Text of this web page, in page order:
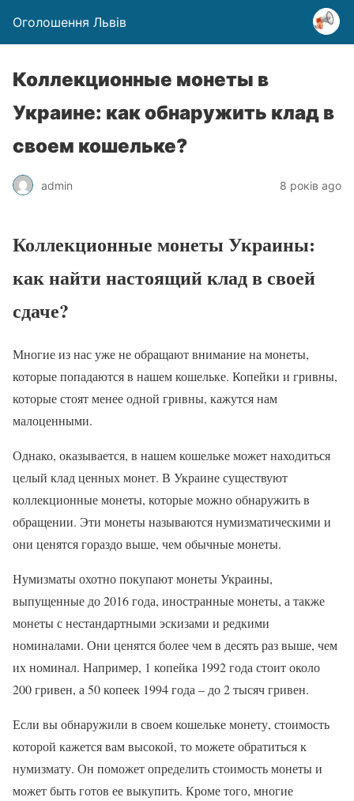
Оголошення Львів
Коллекционные монеты в
Украине: как обнаружить клад в
своем кошельке?
admin 8 років ago
Коллекционные монеты Украины:
как найти настоящий клад в своей
сдаче?
Многие из нас уже не обращают внимание на монеты,
которые попадаются в нашем кошельке. Копейки и гривны,
которые стоят менее одной гривны, кажутся нам
малоценными.
Однако, оказывается, в нашем кошельке может находиться
целый клад ценных монет. В Украине существуют
коллекционные монеты, которые можно обнаружить в
обращении. Эти монеты называются нумизматическими и
они ценятся гораздо выше, чем обычные монеты.
Нумизматы охотно покупают монеты Украины,
выпущенные до 2016 года, иностранные монеты, а также
монеты с нестандартными эскизами и редкими
номиналами. Они ценятся более чем в десять раз выше, чем
их номинал. Например, 1 копейка 1992 года стоит около
200 гривен, а 50 копеек 1994 года – до 2 тысяч гривен.
Если вы обнаружили в своем кошельке монету, стоимость
которой кажется вам высокой, то можете обратиться к
нумизмату. Он поможет определить стоимость монеты и
может быть готов ее выкупить. Кроме того, многие